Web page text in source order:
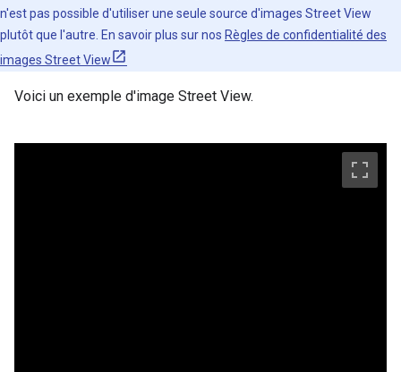
n'est pas possible d'utiliser une seule source d'images Street View
plutôt que l'autre. En savoir plus sur nos Règles de confidentialité des
images Street View
Voici un exemple d'image Street View.